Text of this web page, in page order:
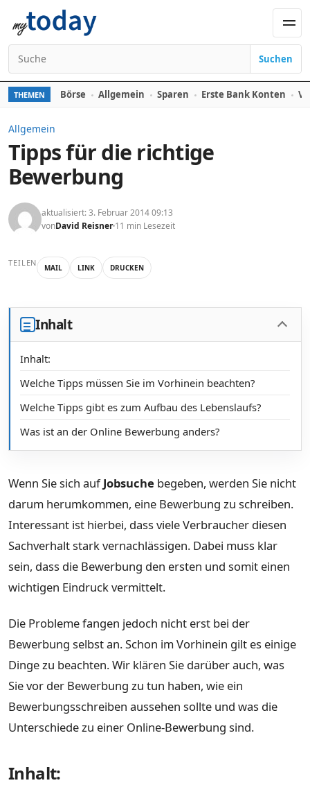
Zum Inhalt springen
Suchen nach:
Suchen
THEMEN Börse Allgemein Sparen Erste Bank Konten
Allgemein
Tipps für die richtige
Bewerbung
aktualisiert: 3. Februar 2014 09:13
vonDavid Reisner 11 min Lesezeit
TEILEN MAIL LINK DRUCKEN
Inhalt
Inhalt:
Welche Tipps müssen Sie im Vorhinein beachten?
Welche Tipps gibt es zum Aufbau des Lebenslaufs?
Was ist an der Online Bewerbung anders?
Wenn Sie sich aufJobsuche begeben, werden Sie nicht
darum herumkommen, eine Bewerbung zu schreiben.
Interessant ist hierbei, dass viele Verbraucher diesen
Sachverhalt stark vernachlässigen. Dabei muss klar
sein, dass die Bewerbung den ersten und somit einen
wichtigen Eindruck vermittelt.
Die Probleme fangen jedoch nicht erst bei der
Bewerbung selbst an. Schon im Vorhinein gilt es einige
Dinge zu beachten. Wir klären Sie darüber auch, was
Sie vor der Bewerbung zu tun haben, wie ein
Bewerbungsschreiben aussehen sollte und was die
Unterschiede zu einer Online-Bewerbung sind.
Inhalt: